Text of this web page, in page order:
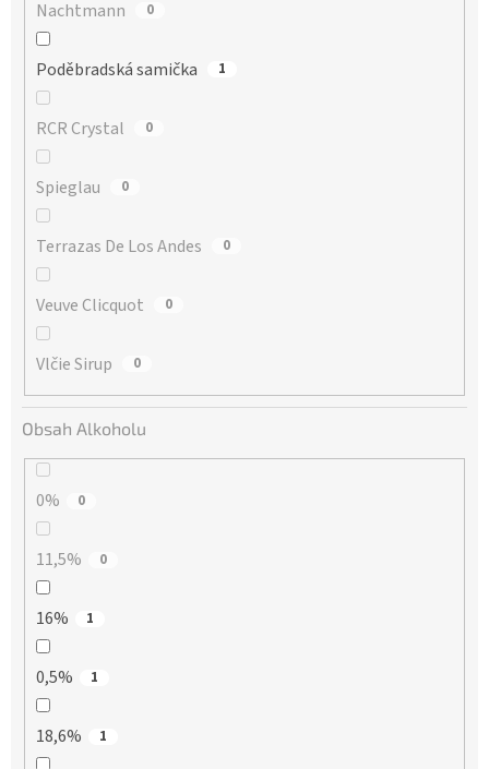
Nachtmann 0
Poděbradská samička 1
RCR Crystal 0
Spieglau 0
Terrazas De Los Andes 0
Veuve Clicquot 0
Vlčie Sirup 0
Obsah Alkoholu
0% 0
11,5% 0
16% 1
0,5% 1
18,6% 1